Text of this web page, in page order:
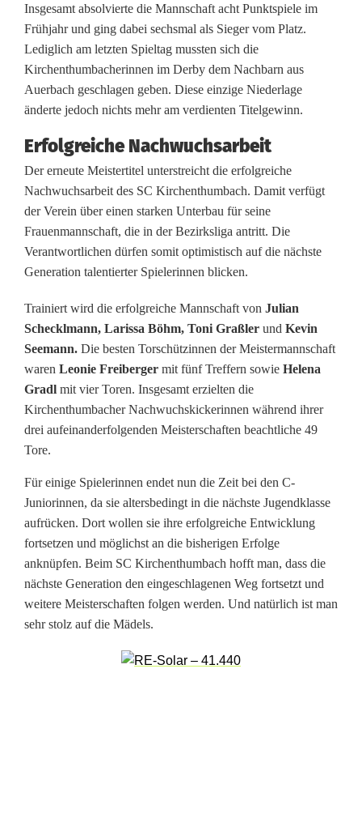
d
e
s
S
C
K
i
r
c
e
n
t
h
u
m
b
a
c
h
f
Insgesamt absolvierte die Mannschaft acht Punktspiele im
Frühjahr und ging dabei sechsmal als Sieger vom Platz.
Lediglich am letzten Spieltag mussten sich die
Kirchenthumbacherinnen im Derby dem Nachbarn aus
Auerbach geschlagen geben. Diese einzige Niederlage
änderte jedoch nichts mehr am verdienten Titelgewinn.
Erfolgreiche Nachwuchsarbeit
Der erneute Meistertitel unterstreicht die erfolgreiche
Nachwuchsarbeit des SC Kirchenthumbach. Damit verfügt
der Verein über einen starken Unterbau für seine
Frauenmannschaft, die in der Bezirksliga antritt. Die
Verantwortlichen dürfen somit optimistisch auf die nächste
Generation talentierter Spielerinnen blicken.
Trainiert wird die erfolgreiche Mannschaft von Julian
Schecklmann, Larissa Böhm, Toni Graßler und Kevin
Seemann. Die besten Torschützinnen der Meistermannschaft
waren Leonie Freiberger mit fünf Treffern sowie Helena
Gradl mit vier Toren. Insgesamt erzielten die
Kirchenthumbacher Nachwuchskickerinnen während ihrer
drei aufeinanderfolgenden Meisterschaften beachtliche 49
Tore.
Für einige Spielerinnen endet nun die Zeit bei den C-
Juniorinnen, da sie altersbedingt in die nächste Jugendklasse
aufrücken. Dort wollen sie ihre erfolgreiche Entwicklung
fortsetzen und möglichst an die bisherigen Erfolge
anknüpfen. Beim SC Kirchenthumbach hofft man, dass die
nächste Generation den eingeschlagenen Weg fortsetzt und
weitere Meisterschaften folgen werden. Und natürlich ist man
sehr stolz auf die Mädels.